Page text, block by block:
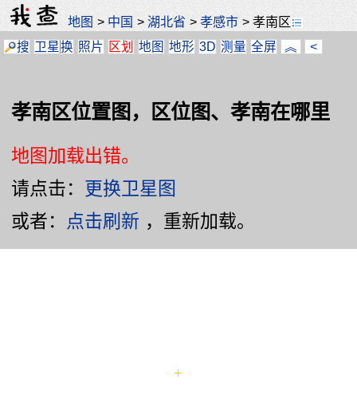
地图 > 中国 >湖北省 >孝感市 >孝南区
搜 卫星换 照片 区划 地图 地形 3D 测量 全屏 ︽ <
孝南区位置图，区位图、孝南在哪里
地图加载出错。
请点击： 更换卫星图
或者： 点击刷新 ，重新加载。